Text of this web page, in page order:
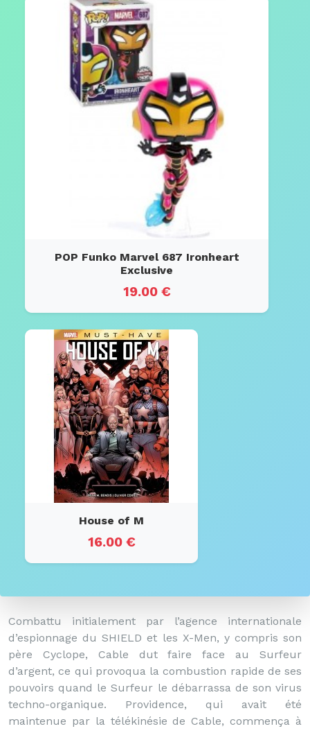
POP Funko Marvel 687 Ironheart
Exclusive
19.00 €
House of M
16.00 €
Combattu initialement par l’agence internationale
d’espionnage du SHIELD et les X-Men, y compris son
père Cyclope, Cable dut faire face au Surfeur
d’argent, ce qui provoqua la combustion rapide de ses
pouvoirs quand le Surfeur le débarrassa de son virus
techno-organique. Providence, qui avait été
maintenue par la télékinésie de Cable, commença à